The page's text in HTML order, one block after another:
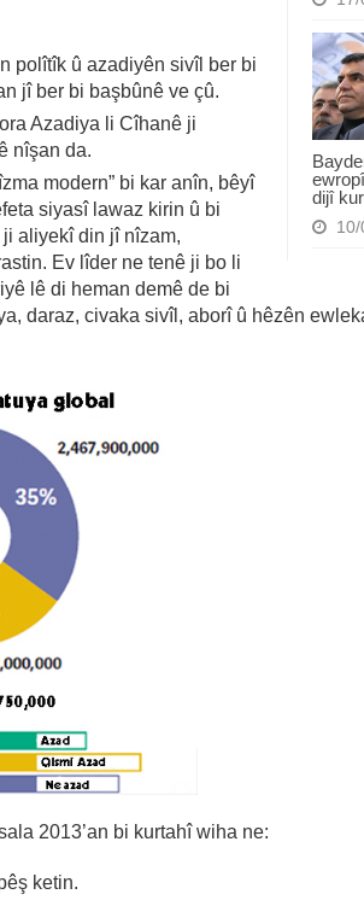
dijî
10/
polîtîk û azadiyên sivîl ber bi
jî ber bi başbûnê ve çû.
Azadiya li Cîhanê ji
nîşan da.
modern” bi kar anîn, bêyî
siyasî lawaz kirin û bi
aliyekî din jî nîzam,
Ev lîder ne tenê ji bo li
lê di heman demê de bi
daraz, civaka sivîl, aborî û hêzên
2013’an bi kurtahî wiha ne:
ketin.